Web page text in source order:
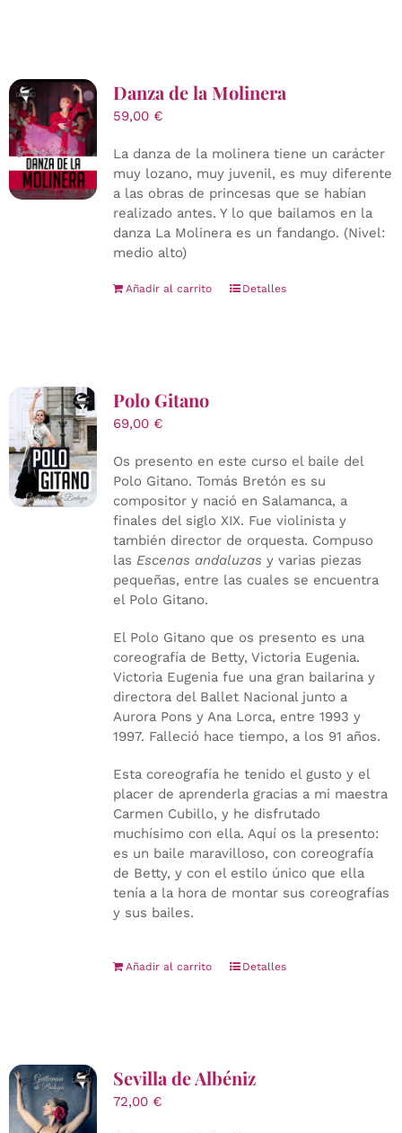
Danza de la Molinera
59,00 €
La danza de la molinera tiene un carácter
muy lozano, muy juvenil, es muy diferente
a las obras de princesas que se habían
realizado antes. Y lo que bailamos en la
danza La Molinera es un fandango. (Nivel:
medio alto)
Añadir al carrito Detalles
Polo Gitano
69,00 €
Os presento en este curso el baile del
Polo Gitano. Tomás Bretón es su
compositor y nació en Salamanca, a
finales del siglo XIX. Fue violinista y
también director de orquesta. Compuso
las Escenas andaluzas y varias piezas
pequeñas, entre las cuales se encuentra
el Polo Gitano.
El Polo Gitano que os presento es una
coreografía de Betty, Victoria Eugenia.
Victoria Eugenia fue una gran bailarina y
directora del Ballet Nacional junto a
Aurora Pons y Ana Lorca, entre 1993 y
1997. Falleció hace tiempo, a los 91 años.
Esta coreografía he tenido el gusto y el
placer de aprenderla gracias a mi maestra
Carmen Cubillo, y he disfrutado
muchísimo con ella. Aquí os la presento:
es un baile maravilloso, con coreografía
de Betty, y con el estilo único que ella
tenía a la hora de montar sus coreografías
y sus bailes.
Añadir al carrito Detalles
Sevilla de Albéniz
72,00 €